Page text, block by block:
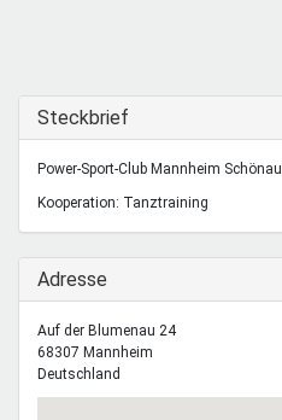
Mentoren & Projekte
Schule & Beruf
Demokratie & Beteiligung
Ausblenden
Steckbrief
Power-Sport-Club Mannheim Schönau
Kooperation: Tanztraining
Ausblenden
Adresse
Auf der Blumenau 24
68307 Mannheim
Deutschland